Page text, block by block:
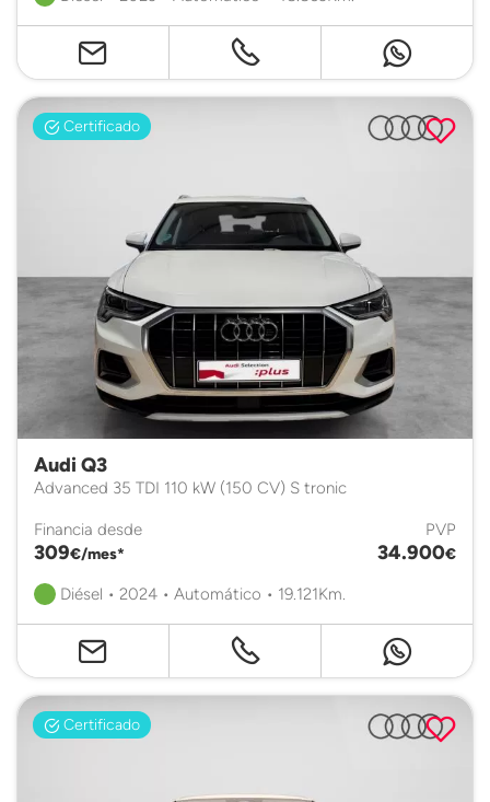
Certificado
Audi Q3
Advanced 35 TDI 110 kW (150 CV) S tronic
Financia desde
309€/mes*
PVP
34.900€
Diésel • 2024 • Automático • 19.121Km.
Certificado